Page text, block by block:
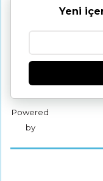
Yeni
Powered
by